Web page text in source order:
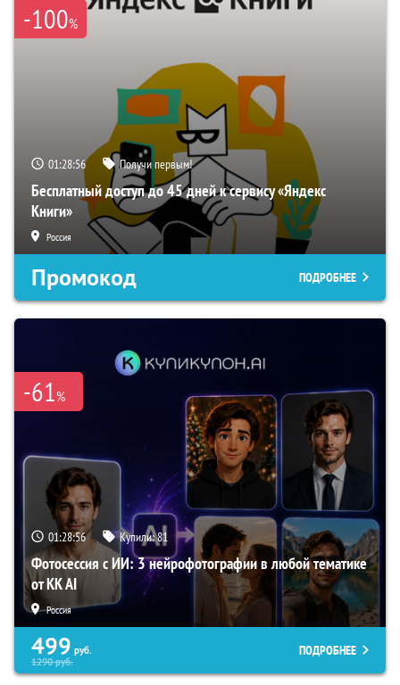
-100%
01:28:55 Получи первым!
Бесплатный доступ до 45 дней к сервису «Яндекс
Книги»
Россия
Промокод ПОДРОБНЕЕ
-61%
01:28:55 Купили:81
Фотосессия с ИИ: 3 нейрофотографии в любой тематике
от KK AI
Россия
499 руб.
1290руб.
ПОДРОБНЕЕ